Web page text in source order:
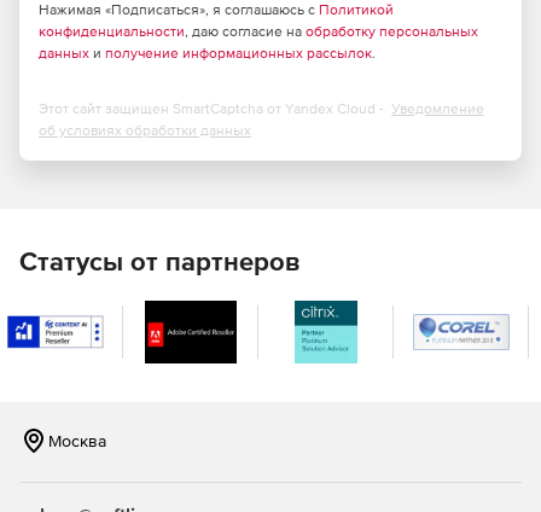
Нажимая «Подписаться», я соглашаюсь с Политикой
конфиденциальности, даю согласие на обработку персональных
данных и получение информационных рассылок.
Этот сайт защищен SmartCaptcha от Yandex Cloud - Уведомление
об условиях обработки данных
Статусы от партнеров
Москва